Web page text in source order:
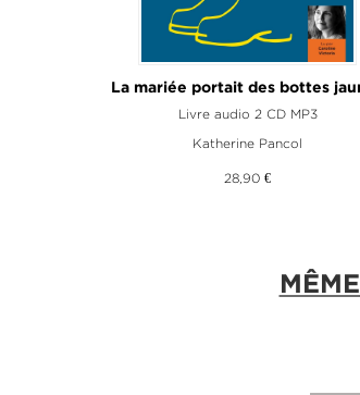
La mariée portait des bottes
Livre audio 2 CD MP3
Katherine Pancol
28,90 €